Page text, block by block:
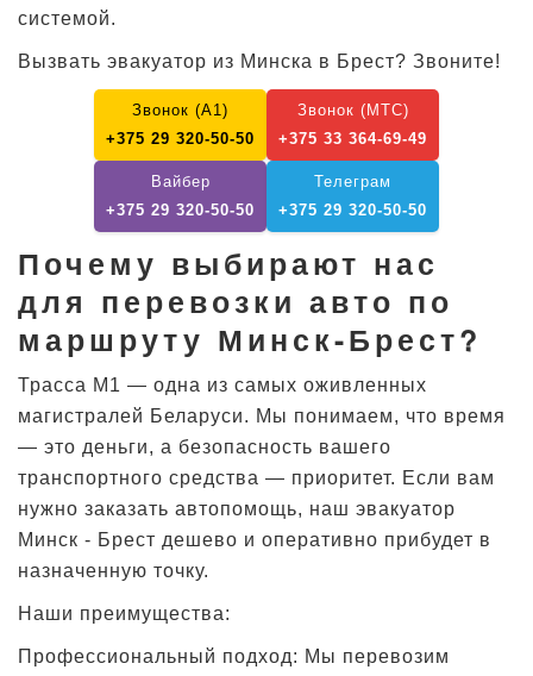
системой.
Вызвать эвакуатор из Минска в Брест? Звоните!
Звонок (А1)
+375 29 320-50-50
Звонок (МТС)
+375 33 364-69-49
Вайбер
+375 29 320-50-50
Телеграм
+375 29 320-50-50
Почему выбирают нас
для перевозки авто по
маршруту Минск-Брест?
Трасса М1 — одна из самых оживленных
магистралей Беларуси. Мы понимаем, что время
— это деньги, а безопасность вашего
транспортного средства — приоритет. Если вам
нужно заказать автопомощь, наш эвакуатор
Минск - Брест дешево и оперативно прибудет в
назначенную точку.
Наши преимущества:
Профессиональный подход: Мы перевозим